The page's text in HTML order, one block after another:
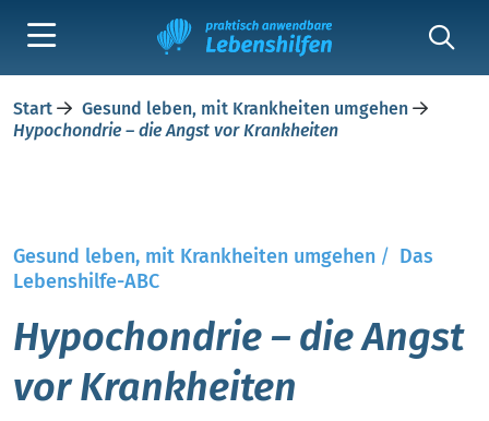
Start
Gesund leben, mit Krankheiten umgehen
Hypochondrie – die Angst vor Krankheiten
Gesund leben, mit Krankheiten umgehen / Das
Lebenshilfe-ABC
Hypochondrie – die Angst
vor Krankheiten